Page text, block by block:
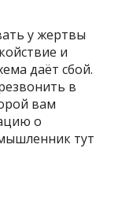
у жертвы
и
даёт сбой.
в
вам
о
тут